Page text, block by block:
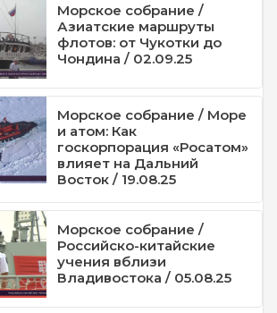
Морское собрание /
Азиатские маршруты
флотов: от Чукотки до
Чондина / 02.09.25
Морское собрание / Море
и атом: Как
госкорпорация «Росатом»
влияет на Дальний
Восток / 19.08.25
Морское собрание /
Российско-китайские
учения вблизи
Владивостока / 05.08.25